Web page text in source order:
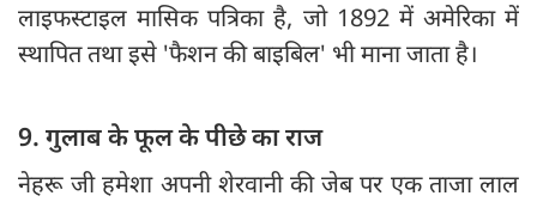
लाइफस्टाइल मासिक पत्रिका है, जो 1892 में अमेरिका में
स्थापित तथा इसे 'फैशन की बाइबिल' भी माना जाता है।
9. गुलाब के फूल के पीछे का राज
नेहरू जी हमेशा अपनी शेरवानी की जेब पर एक ताजा लाल